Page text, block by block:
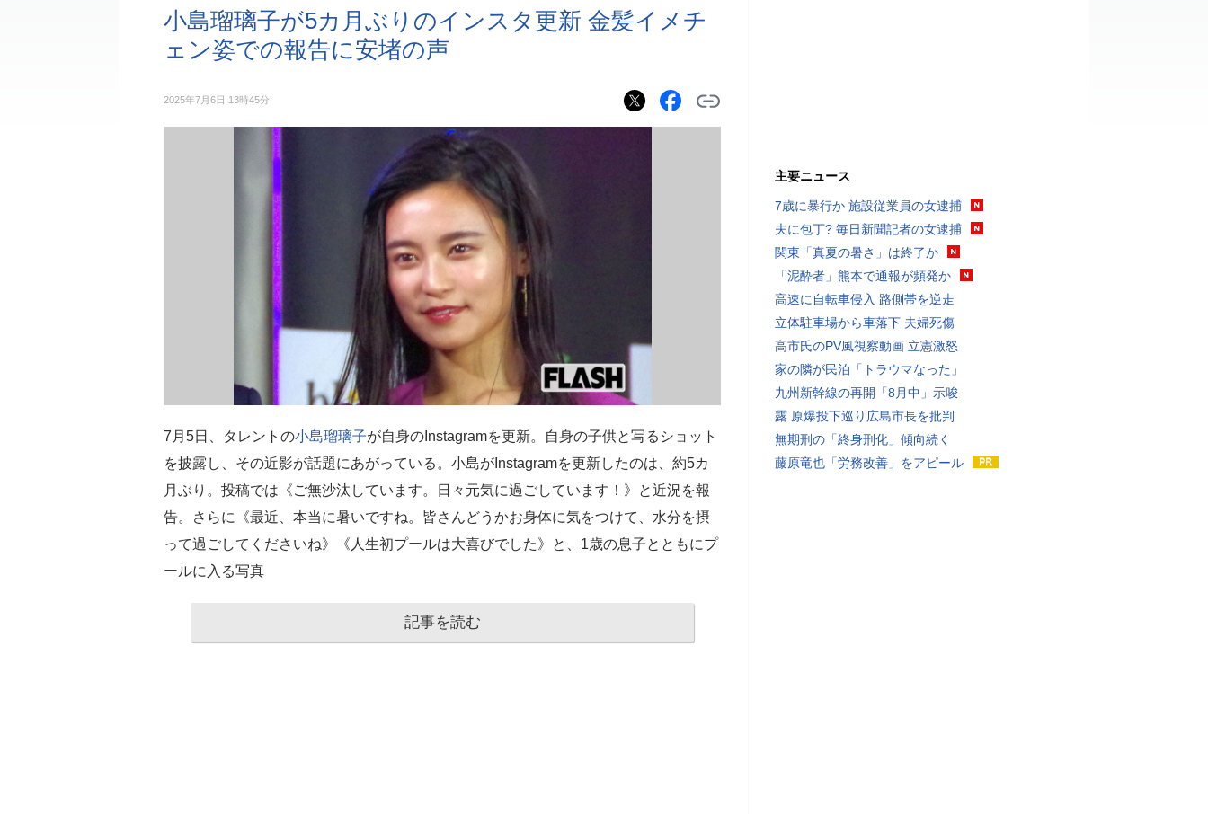
小島瑠璃子が5カ月ぶりのインスタ更新 金髪イメチ
ェン姿での報告に安堵の声
2025年7月6日 13時45分
7月5日、タレントの小島瑠璃子が自身のInstagramを更新。自身の子供と写るショット
を披露し、その近影が話題にあがっている。小島がInstagramを更新したのは、約5カ
月ぶり。投稿では《ご無沙汰しています。日々元気に過ごしています！》と近況を報
告。さらに《最近、本当に暑いですね。皆さんどうかお身体に気をつけて、水分を摂
って過ごしてくださいね》《人生初プールは大喜びでした》と、1歳の息子とともにプ
ールに入る写真
記事を読む
主要ニュース
7歳に暴行か 施設従業員の女逮捕
夫に包丁? 毎日新聞記者の女逮捕
関東「真夏の暑さ」は終了か
「泥酔者」熊本で通報が頻発か
高速に自転車侵入 路側帯を逆走
立体駐車場から車落下 夫婦死傷
高市氏のPV風視察動画 立憲激怒
家の隣が民泊「トラウマなった」
九州新幹線の再開「8月中」示唆
露 原爆投下巡り広島市長を批判
無期刑の「終身刑化」傾向続く
藤原竜也「労務改善」をアピール